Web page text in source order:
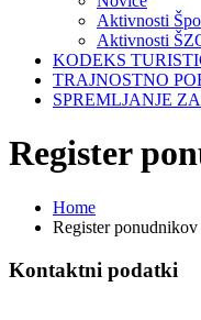
Aktivnosti
Aktivnosti
KODEKS
TRAJNOSTNO
SPREMLJANJE
Register
Home
Register
Kontaktni podatki